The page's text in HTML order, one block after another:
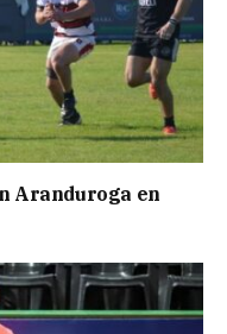
Aranduroga en